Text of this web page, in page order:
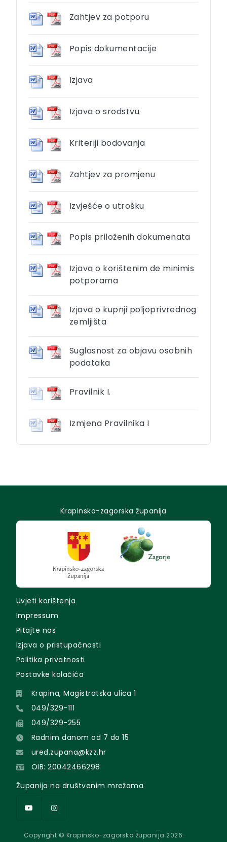
Zahtjev za potporu
Popis dokumentacije
Izjava
Izjava o srodstvu
Kriteriji bodovanja
Zahtjev za promjenu
Izvješće o utrošku
Popis priloženih dokumenata
Izjava o korištenim de minimis
potporama
Izjava o kupnji poljoprivrednog
zemljišta
Suglasnost za objavu osobnih
podataka
Pravilnik I.
Izmjena Pravilnika I
Krapinsko-zagorska županija
Uvjeti korištenja
Impressum
Pitajte nas
Izjava o pristupačnosti
Politika privatnosti
Postavke kolačića
Krapina, Magistratska ulica 1
049/329-111
049/329-255
Radnim danom od 7 do 15
ured.zupana@kzz.hr
OIB: 20042466298
Županija na društvenim mrežama
Copyright © Krapinsko-zagorska županija 2026.